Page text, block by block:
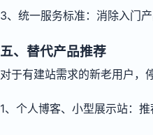
3、统一服务标准：消除入门
五、替代产品推荐
对于有建站需求的新老用户，
1、个人博客、小型展示站：推